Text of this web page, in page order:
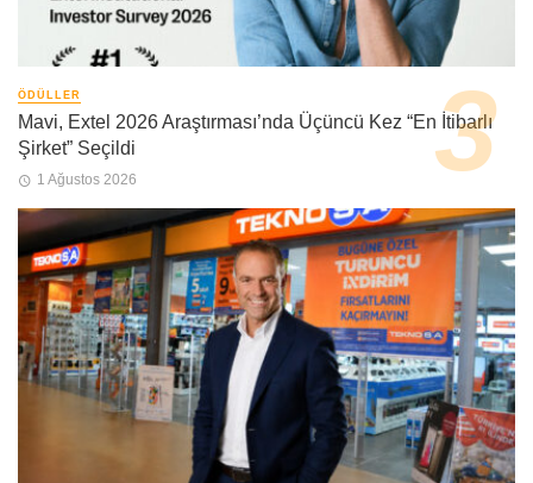
ÖDÜLLER
Mavi, Extel 2026 Araştırması’nda Üçüncü Kez “En İtibarlı
Şirket” Seçildi
1 Ağustos 2026